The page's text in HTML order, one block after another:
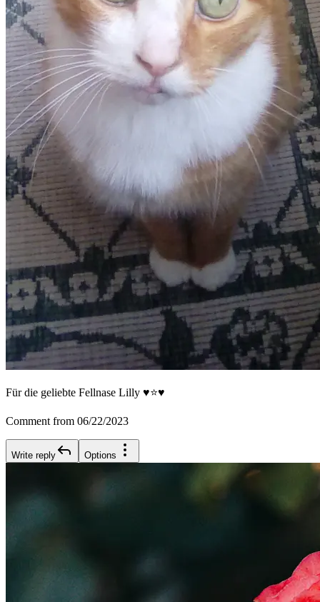
Für die geliebte Fellnase Lilly ♥️⭐♥️
Comment from 06/22/2023
Write reply Options